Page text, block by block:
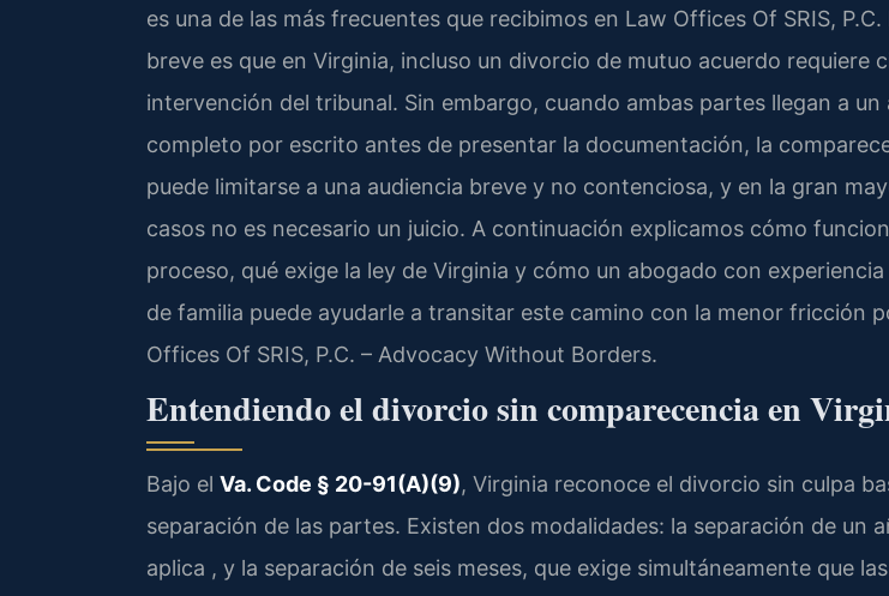
es una de las más frecuentes que recibimos en Law Offices Of SRIS, P.C.
breve es que en Virginia, incluso un divorcio de mutuo acuerdo requiere
intervención del tribunal. Sin embargo, cuando ambas partes llegan a un
completo por escrito antes de presentar la documentación, la
puede limitarse a una audiencia breve y no contenciosa, y en la gran
casos no es necesario un juicio. A continuación explicamos cómo
proceso, qué exige la ley de Virginia y cómo un abogado con
de familia puede ayudarle a transitar este camino con la menor fricción
Offices Of SRIS, P.C. – Advocacy Without Borders.
Entendiendo el divorcio sin comparecencia en
Bajo el Va. Code § 20-91(A)(9), Virginia reconoce el divorcio sin culpa
separación de las partes. Existen dos modalidades: la separación de un
aplica , y la separación de seis meses, que exige simultáneamente que